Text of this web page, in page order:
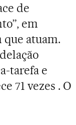
de
em
que atuam.
tarefa e
71 vezes . O